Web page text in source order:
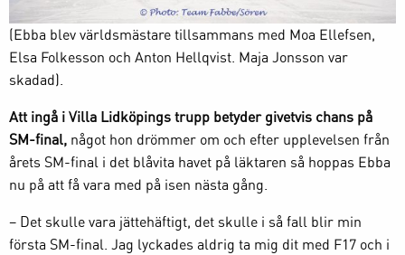
(Ebba blev världsmästare tillsammans med Moa Ellefsen,
Elsa Folkesson och Anton Hellqvist. Maja Jonsson var
skadad).
Att ingå i Villa Lidköpings trupp betyder givetvis chans på
SM-final, något hon drömmer om och efter upplevelsen från
årets SM-final i det blåvita havet på läktaren så hoppas Ebba
nu på att få vara med på isen nästa gång.
– Det skulle vara jättehäftigt, det skulle i så fall blir min
första SM-final. Jag lyckades aldrig ta mig dit med F17 och i